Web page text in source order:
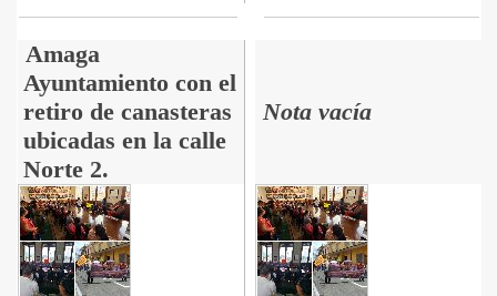
Amaga
Ayuntamiento con el
retiro de canasteras
ubicadas en la calle
Norte 2.
Nota vacía